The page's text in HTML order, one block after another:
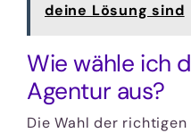
deine Lösung sind
Wie wähle ich
Agentur aus?
Die Wahl der richtigen